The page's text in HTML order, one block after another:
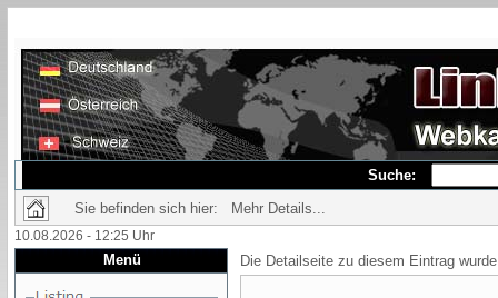
Suche:
Sie befinden sich hier: Mehr Details...
10.08.2026 - 12:25 Uhr
Menü Die Detailseite zu diesem Eintrag